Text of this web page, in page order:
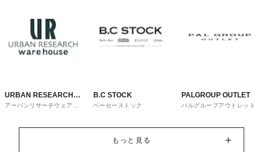
URBAN RESEARCH
ware house
アーバンリサーチウェアハ
B.C STOCK
ベーセーストック
PALGROUP OUTLET
パルグループアウトレット
もっと見る